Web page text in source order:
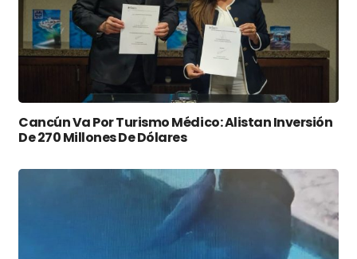
Cancún Va Por Turismo Médico: Alistan Inversión
De 270 Millones De Dólares